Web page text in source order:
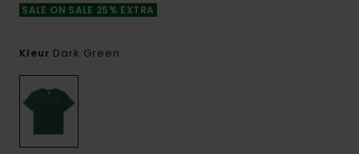
SALE ON SALE 25% EXTRA
Kleur Dark Green